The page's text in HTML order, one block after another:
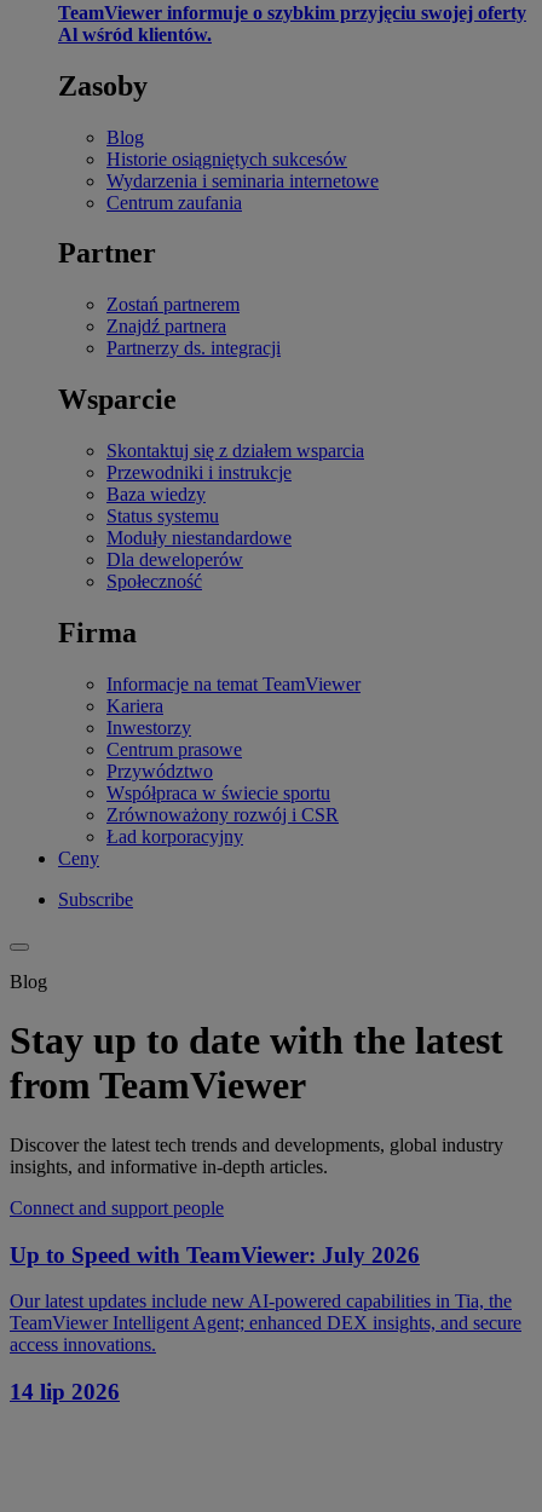
TeamViewer informuje o szybkim przyjęciu swojej oferty
Al wśród klientów.
Zasoby
Blog
Historie osiągniętych sukcesów
Wydarzenia i seminaria internetowe
Centrum zaufania
Partner
Zostań partnerem
Znajdź partnera
Partnerzy ds. integracji
Wsparcie
Skontaktuj się z działem wsparcia
Przewodniki i instrukcje
Baza wiedzy
Status systemu
Moduły niestandardowe
Dla deweloperów
Społeczność
Firma
Informacje na temat TeamViewer
Kariera
Inwestorzy
Centrum prasowe
Przywództwo
Współpraca w świecie sportu
Zrównoważony rozwój i CSR
Ład korporacyjny
Ceny
Subscribe
Blog
Stay up to date with the latest
from TeamViewer
Discover the latest tech trends and developments, global industry
insights, and informative in-depth articles.
Connect and support people
Up to Speed with TeamViewer: July 2026
Our latest updates include new AI-powered capabilities in Tia, the
TeamViewer Intelligent Agent; enhanced DEX insights, and secure
access innovations.
14 lip 2026